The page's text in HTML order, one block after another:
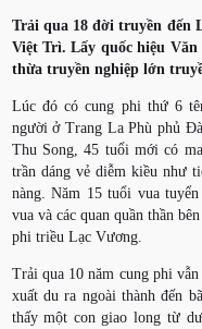
Trải qua 18 đời truyền đến
Việt Trì. Lấy quốc hiệu
thừa truyền nghiệp lớn
Lúc đó có cung phi thứ 6
người ở Trang La Phù phủ
Thu Song, 45 tuổi mới có
trần dáng vẻ diễm kiều như
nàng. Năm 15 tuổi vua
vua và các quan quần thần
phi triều Lạc Vương.
Trải qua 10 năm cung phi
xuất du ra ngoài thành đến
thấy một con giao long từ